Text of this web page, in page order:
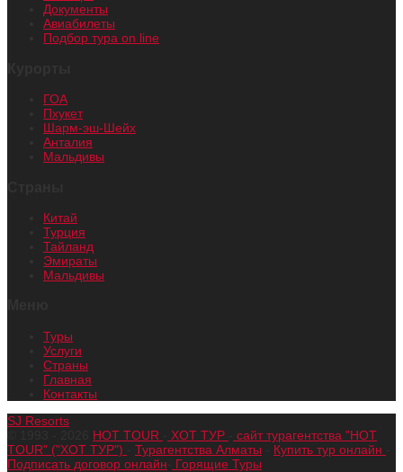
Документы
Авиабилеты
Подбор тура on line
ГОА
Пхукет
Шарм-эш-Шейх
Анталия
Мальдивы
Китай
Турция
Тайланд
Эмираты
Мальдивы
Туры
Услуги
Страны
Главная
Контакты
SJ Resorts
HOT TOUR ХОТ ТУР
сайт турагентства "HOT
TOUR" ("ХОТ ТУР")
Турагентства Алматы Купить тур онлайн
Подписать договор онлайн
Горящие Туры